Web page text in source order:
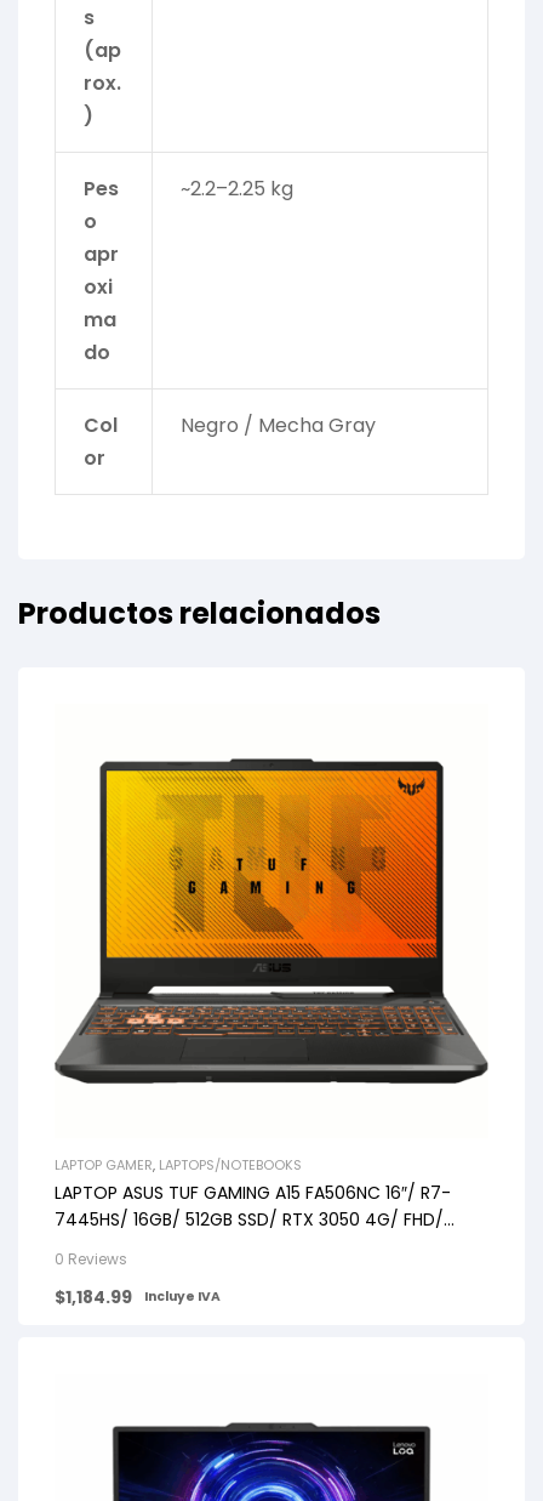
s
(ap
rox.
)
Pes
o
apr
oxi
ma
do
~2.2–2.25 kg
Col
or
Negro / Mecha Gray
Productos relacionados
LAPTOP GAMER, LAPTOPS/NOTEBOOKS
LAPTOP ASUS TUF GAMING A15 FA506NC 16″/ R7-
7445HS/ 16GB/ 512GB SSD/ RTX 3050 4G/ FHD/
0 Reviews
$1,184.99 Incluye IVA